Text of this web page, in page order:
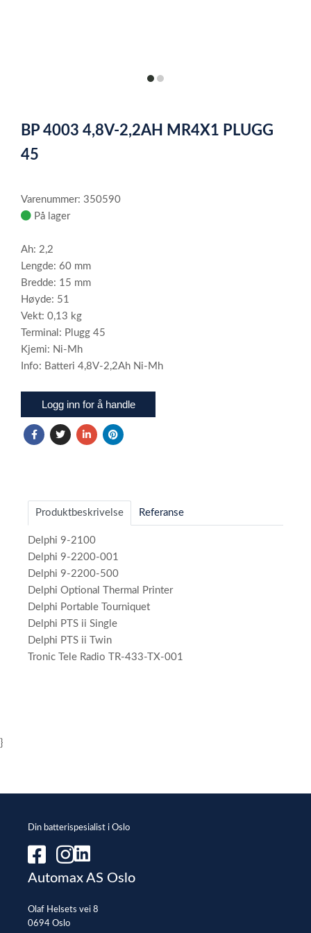
itemitem
of
2
BP 4003 4,8V-2,2AH MR4X1 PLUGG
45
Varenummer: 350590
På lager
Ah: 2,2
Lengde: 60 mm
Bredde: 15 mm
Høyde: 51
Vekt: 0,13 kg
Terminal: Plugg 45
Kjemi: Ni-Mh
Info: Batteri 4,8V-2,2Ah Ni-Mh
Logg inn for å handle
Produktbeskrivelse Referanse
Delphi 9-2100
Delphi 9-2200-001
Delphi 9-2200-500
Delphi Optional Thermal Printer
Delphi Portable Tourniquet
Delphi PTS ii Single
Delphi PTS ii Twin
Tronic Tele Radio TR-433-TX-001
}
Din batterispesialist i Oslo
Automax AS Oslo
Olaf Helsets vei 8
0694 Oslo